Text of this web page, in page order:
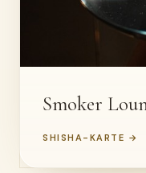
Smoker
SHISHA-KARTE →